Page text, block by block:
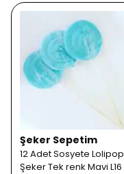
Şeker Sepetim
12 Adet Sosyete Lolipop
Şeker Tek renk Mavi L16